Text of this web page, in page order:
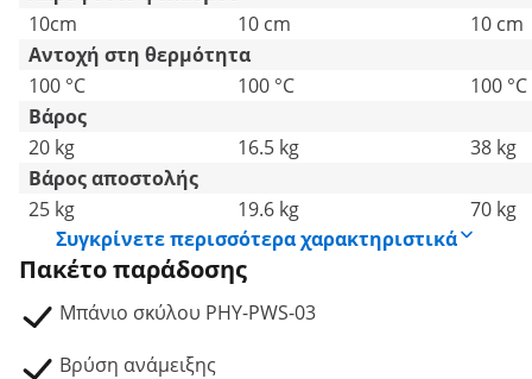
10cm
10 cm
10 cm
Αντοχή στη θερμότητα
100 °C
100 °C
100 °C
Βάρος
20 kg
16.5 kg
38 kg
Βάρος αποστολής
25 kg
19.6 kg
70 kg
Συγκρίνετε περισσότερα χαρακτηριστικά
Πακέτο παράδοσης
Μπάνιο σκύλου PHY-PWS-03
Βρύση ανάμειξης